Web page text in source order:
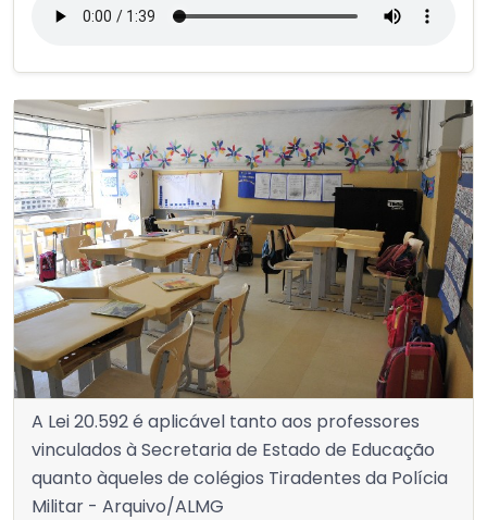
A Lei 20.592 é aplicável tanto aos professores
vinculados à Secretaria de Estado de Educação
quanto àqueles de colégios Tiradentes da Polícia
Militar - Arquivo/ALMG